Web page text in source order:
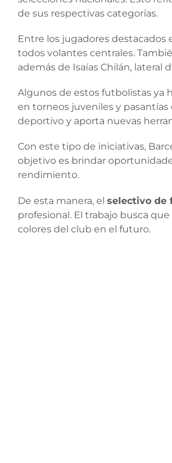
de sus respectivas categorías.
Entre los jugadores destacados
todos volantes centrales.
además de Isaías Chilán, lateral
Algunos de estos futbolistas ya
en torneos juveniles y
deportivo y aporta nuevas
Con este tipo de iniciativas,
objetivo es brindar
rendimiento.
De esta manera, el selectivo de
profesional. El trabajo busca
colores del club en el futuro.